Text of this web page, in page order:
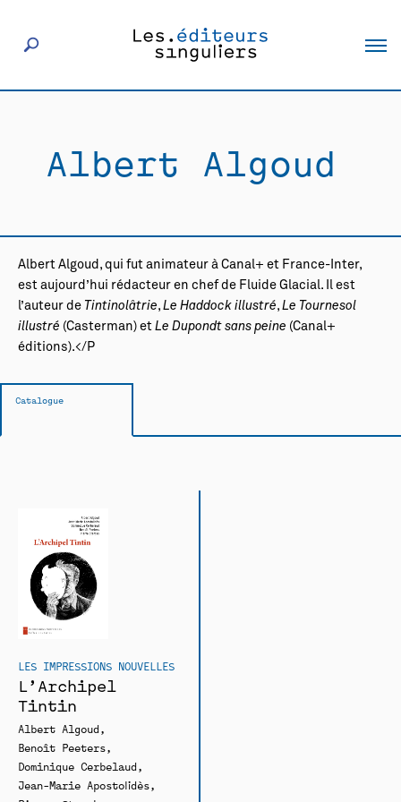
Éditeurs
Actualités
Rencontres
Albert Algoud
Albert Algoud, qui fut animateur à Canal+ et France-Inter,
est aujourd’hui rédacteur en chef de Fluide Glacial. Il est
l’auteur de Tintinolâtrie, Le Haddock illustré, Le Tournesol
illustré (Casterman) et Le Dupondt sans peine (Canal+
éditions).</P
Catalogue
LES IMPRESSIONS NOUVELLES
L’Archipel
Tintin
Albert Algoud
Benoît Peeters
Dominique Cerbelaud
Jean-Marie Apostolidès